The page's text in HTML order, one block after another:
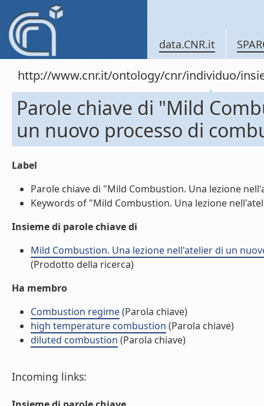
data.CNR.it
http://www.cnr.it/ontology/cnr/individuo/
Parole chiave di "Mild
un nuovo processo di
Label
Parole chiave di "Mild Combustion. Una lezione
Keywords of "Mild Combustion. Una lezione
Insieme di parole chiave di
Mild Combustion. Una lezione nell'atelier di un
(Prodotto della ricerca)
Ha membro
Combustion regime(Parola chiave)
high temperature combustion (Parola chiave)
diluted combustion (Parola chiave)
Incoming links: